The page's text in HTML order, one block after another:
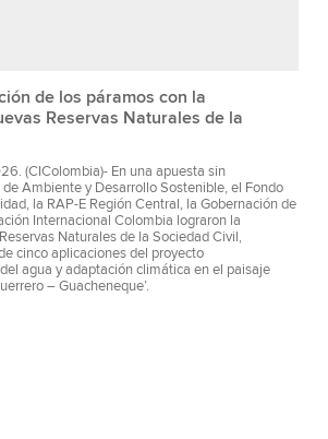
de los páramos con la
Reservas Naturales de la
(CIColombia)- En una apuesta sin
Ambiente y Desarrollo Sostenible, el Fondo
la RAP-E Región Central, la Gobernación de
Internacional Colombia lograron la
Naturales de la Sociedad Civil,
cinco aplicaciones del proyecto
agua y adaptación climática en el paisaje
– Guacheneque’.